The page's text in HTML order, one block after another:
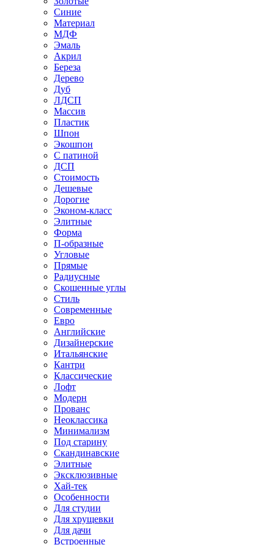
Синие
Материал
МДФ
Эмаль
Акрил
Береза
Дерево
Дуб
ЛДСП
Массив
Пластик
Шпон
Экошпон
С патиной
ДСП
Стоимость
Дешевые
Дорогие
Эконом-класс
Элитные
Форма
П-образные
Угловые
Прямые
Радиусные
Скошенные углы
Стиль
Современные
Евро
Английские
Дизайнерские
Итальянские
Кантри
Классические
Лофт
Модерн
Прованс
Неоклассика
Минимализм
Под старину
Скандинавские
Элитные
Эксклюзивные
Хай-тек
Особенности
Для студии
Для хрущевки
Для дачи
Встроенные